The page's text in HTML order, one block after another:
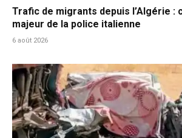
Trafic de migrants depuis l’Algérie :
majeur de la police italienne
6 août 2026